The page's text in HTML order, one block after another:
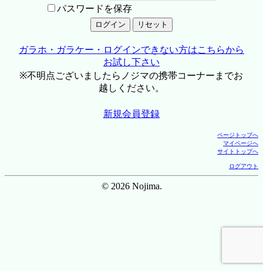
パスワードを保存
ガラホ・ガラケー・ログインできない方はこちらから
お試し下さい
※不明点ございましたらノジマの携帯コーナーまでお
越しください。
新規会員登録
ページトップへ
マイページへ
サイトトップへ
ログアウト
© 2026 Nojima.